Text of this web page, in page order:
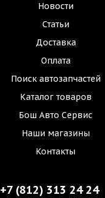
Новости
Статьи
Доставка
Оплата
Поиск автозапчастей
Каталог товаров
Бош Авто Сервис
Наши магазины
Контакты
+7 (812) 313 24 24